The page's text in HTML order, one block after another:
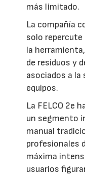
más limitado.
La compañía
solo
la
de residuos y
asociados a
equipos.
La FELCO 2e
un segmento
manual
profesionales
máxima
usuarios